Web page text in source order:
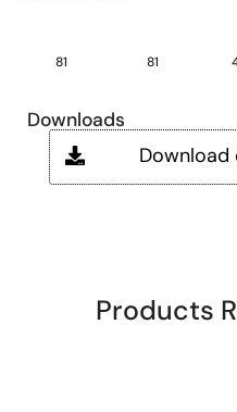
81 81
Downloads
Download
Products